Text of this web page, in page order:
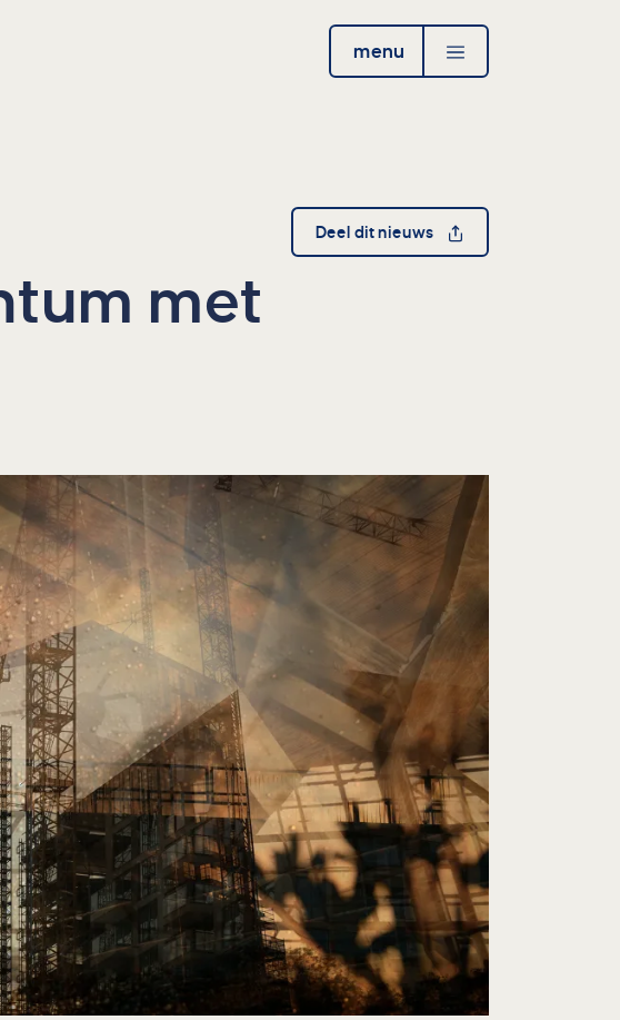
open
menu
met
Deel dit nieuws